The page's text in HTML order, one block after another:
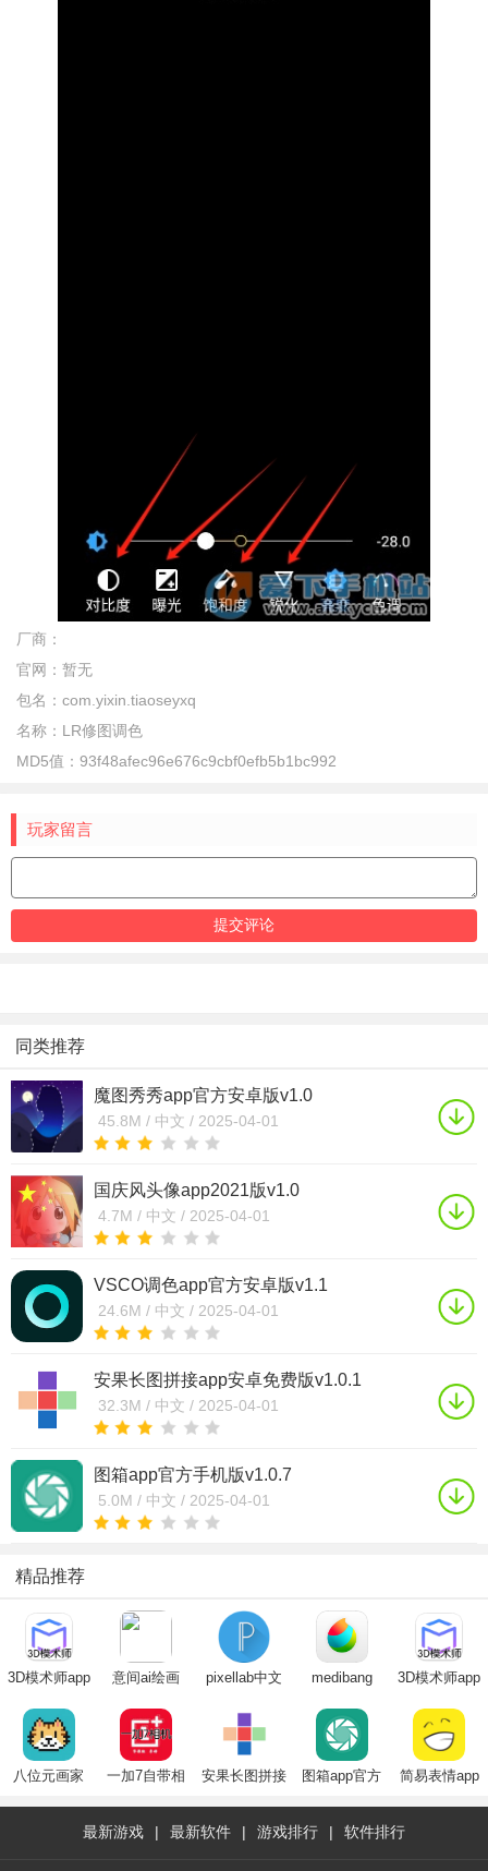
厂商：
官网： 暂无
包名： com.yixin.tiaoseyxq
名称： LR修图调色
MD5值： 93f48afec96e676c9cbf0efb5b1bc992
玩家留言
同类推荐
魔图秀秀app官方安卓版v1.0
45.8M / 中文 / 2025-04-01
国庆风头像app2021版v1.0
4.7M / 中文 / 2025-04-01
VSCO调色app官方安卓版v1.1
24.6M / 中文 / 2025-04-01
安果长图拼接app安卓免费版v1.0.1
32.3M / 中文 / 2025-04-01
图箱app官方手机版v1.0.7
5.0M / 中文 / 2025-04-01
精品推荐
3D模术师app
意间ai绘画
载免费最新官
方版
pixellab中文
medibang
下载2024最新
版
3D模术师app
八位元画家
一加7自带相
安果长图拼接
图箱app官方
简易表情app
最新游戏 | 最新软件 | 游戏排行 | 软件排行